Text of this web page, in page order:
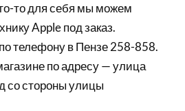
то для себя мы можем
Apple под заказ.
телефону в Пензе 258-858.
по адресу — улица
со стороны улицы